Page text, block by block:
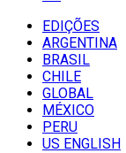
EDIÇÕES
ARGENTINA
BRASIL
CHILE
GLOBAL
MÉXICO
PERU
US ENGLISH